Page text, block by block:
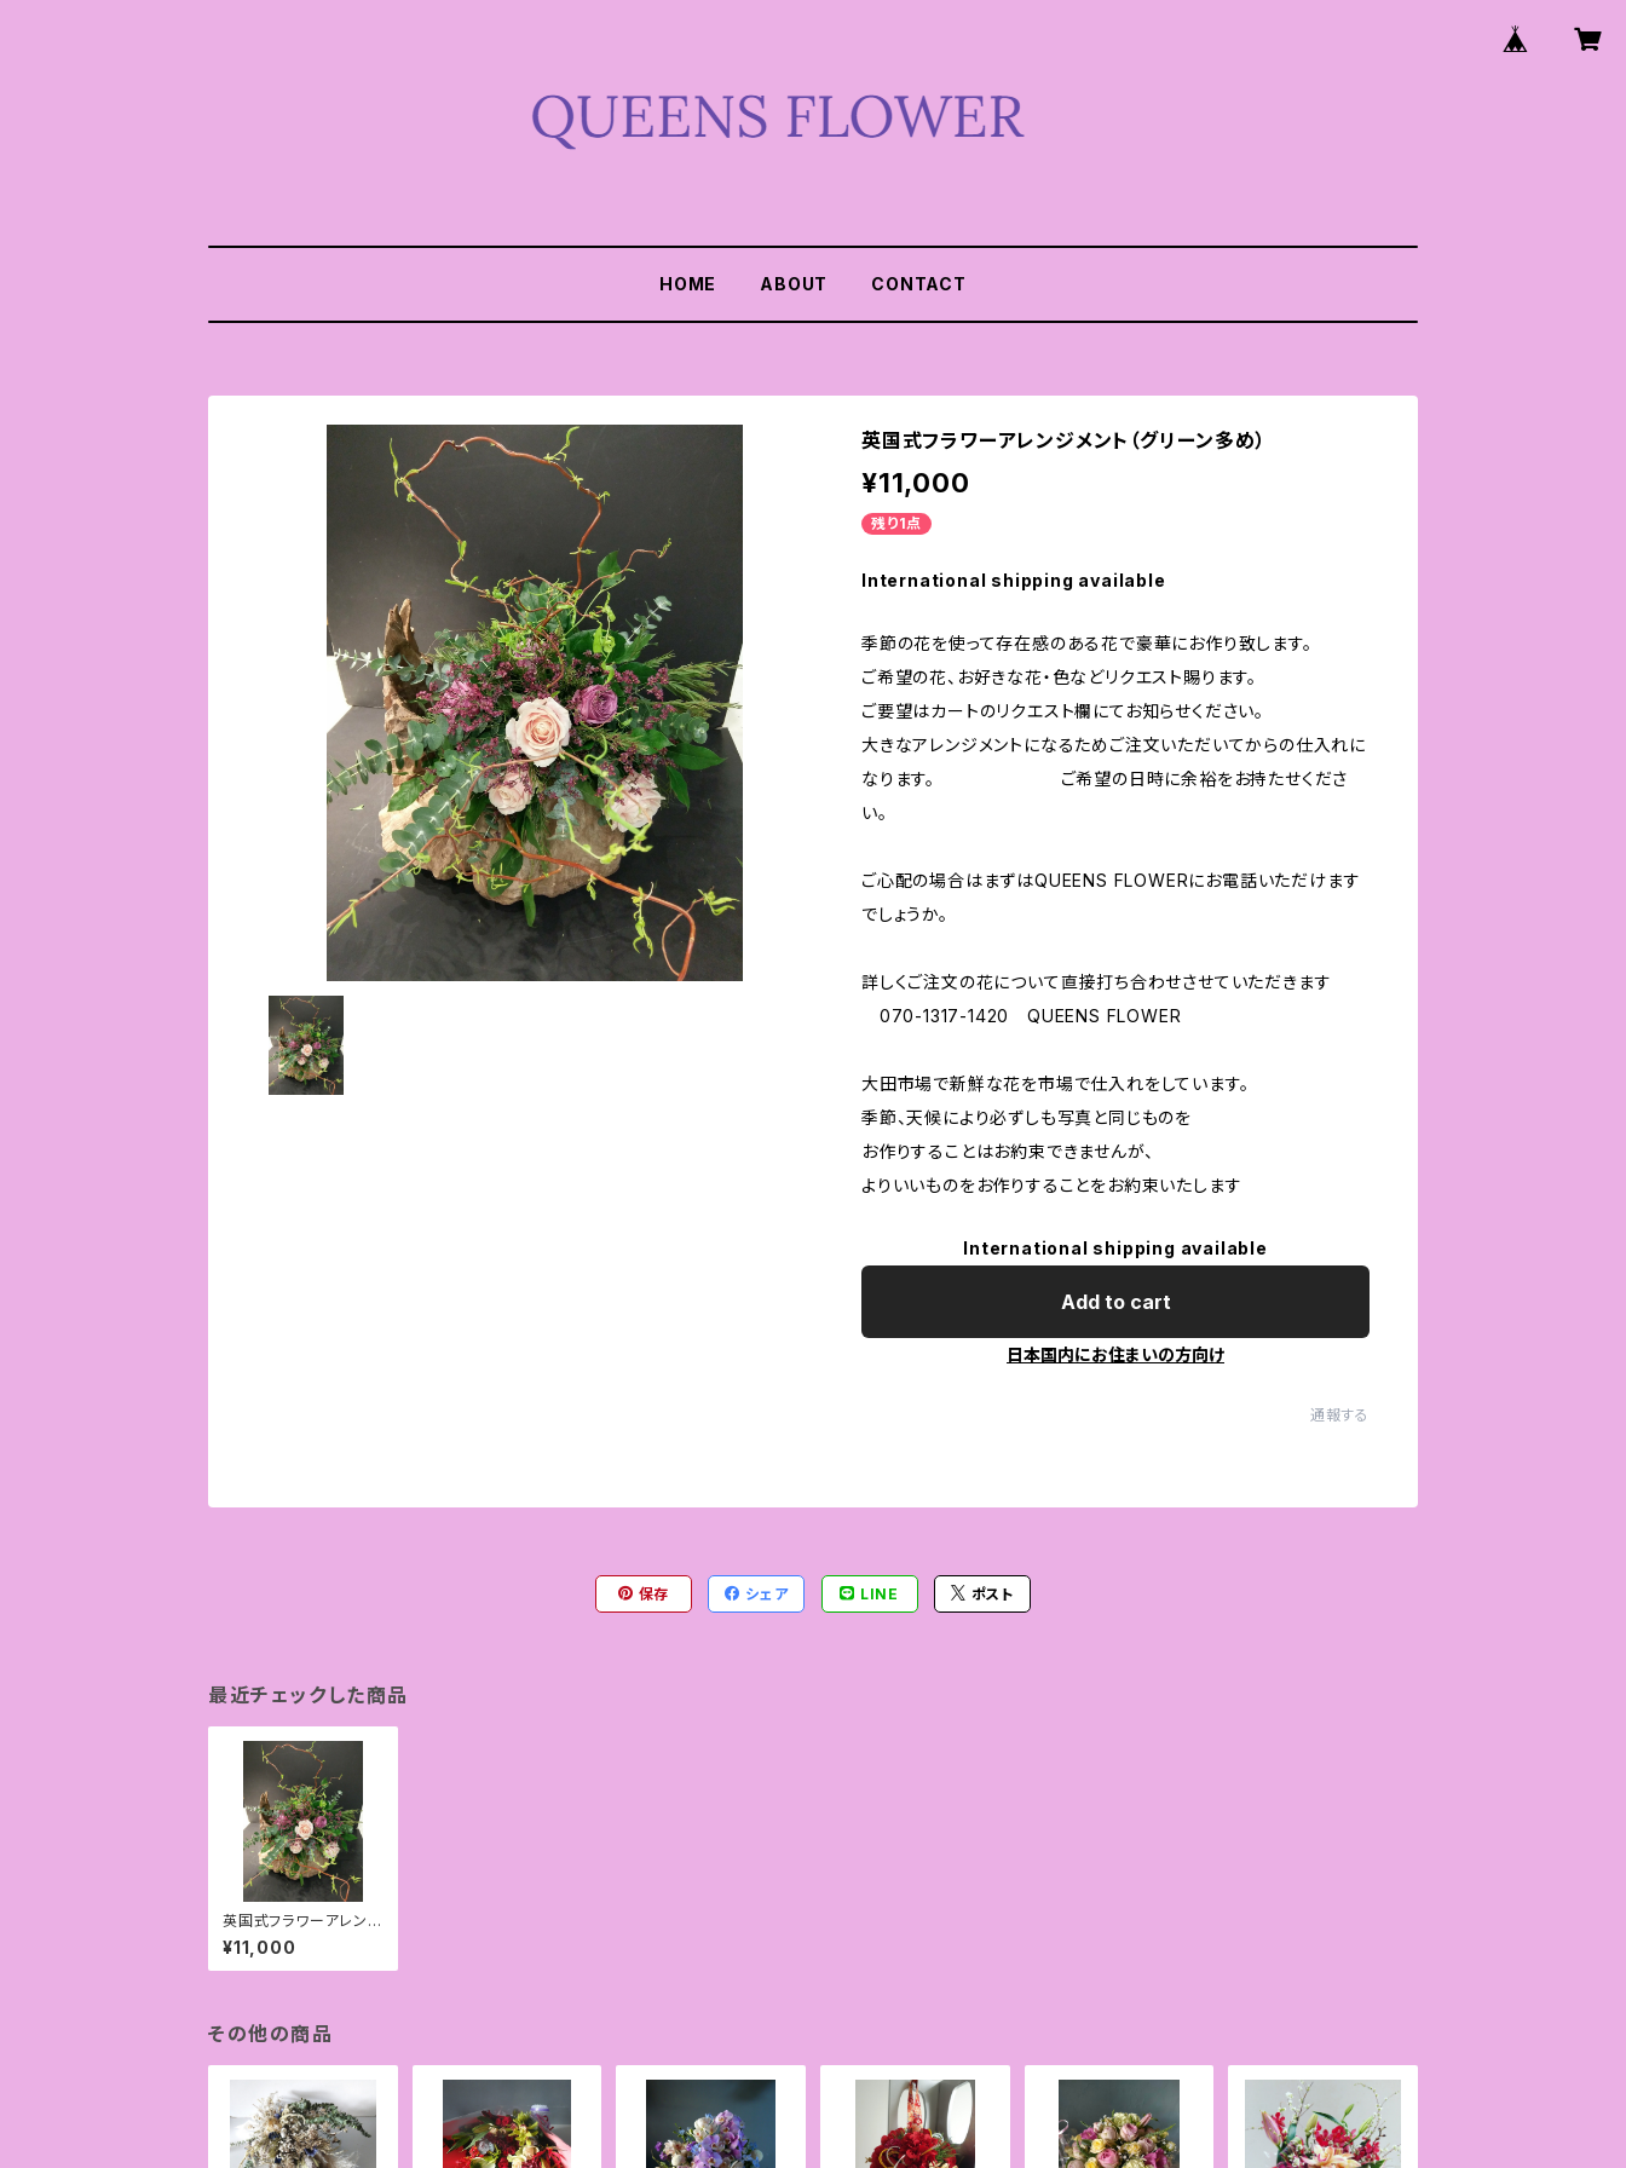
HOME ABOUT CONTACT
英国式フラワーアレンジメント（グリーン多め）
¥11,000
残り1点
International shipping available
季節の花を使って存在感のある花で豪華にお作り致します。
ご希望の花、お好きな花・色などリクエスト賜ります。
ご要望はカートのリクエスト欄にてお知らせください。
大きなアレンジメントになるためご注文いただいてからの仕入れに
なります。 ご希望の日時に余裕をお持たせくださ
い。
ご心配の場合はまずはQUEENS FLOWERにお電話いただけます
でしょうか。
詳しくご注文の花について直接打ち合わせさせていただきます
070-1317-1420 QUEENS FLOWER
大田市場で新鮮な花を市場で仕入れをしています。
季節、天候により必ずしも写真と同じものを
お作りすることはお約束できませんが、
よりいいものをお作りすることをお約束いたします
International shipping available
Add to cart
日本国内にお住まいの方向け
通報する
保存 シェア LINE ポスト
最近チェックした商品
英国式フラワーアレン
ジメント（グリーン多め）
¥11,000
その他の商品